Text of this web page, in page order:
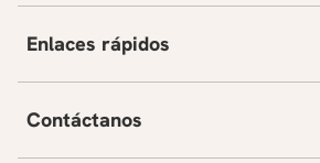
Enlaces rápidos
Contáctanos